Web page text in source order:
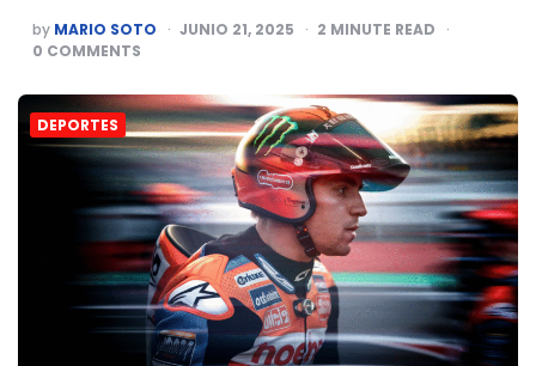
POSTED
BY
by MARIO SOTO JUNIO 21, 2025 2 MINUTE READ
0 COMMENTS
DEPORTES